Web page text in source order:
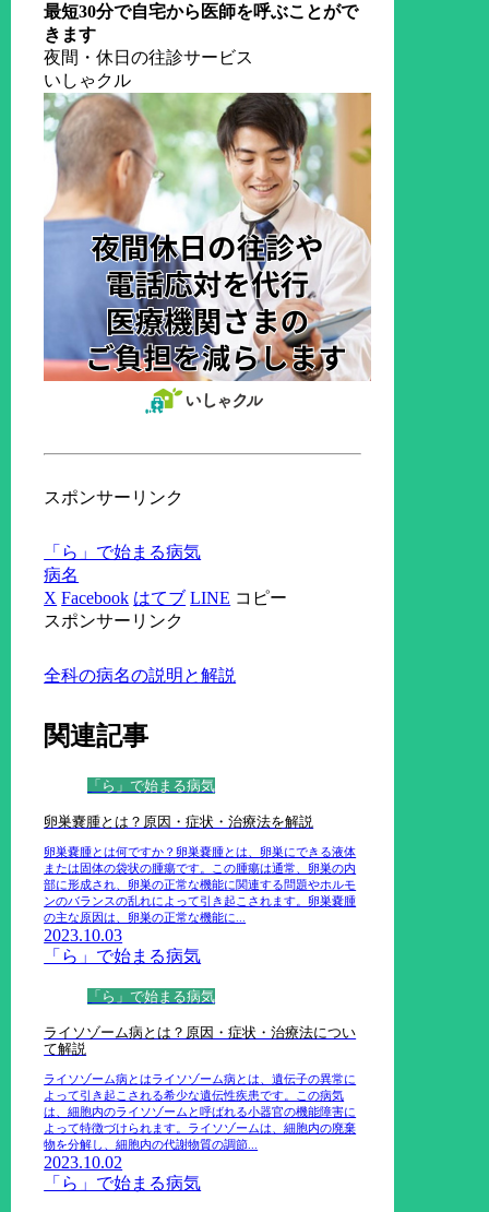
最短30分で自宅から医師を呼ぶことがで
きます
夜間・休日の往診サービス
いしゃクル
スポンサーリンク
「ら」で始まる病気
病名
X Facebook はてブ LINE コピー
スポンサーリンク
全科の病名の説明と解説
関連記事
「ら」で始まる病気
卵巣嚢腫とは？原因・症状・治療法を解説
卵巣嚢腫とは何ですか？卵巣嚢腫とは、卵巣にできる液体
または固体の袋状の腫瘍です。この腫瘍は通常、卵巣の内
部に形成され、卵巣の正常な機能に関連する問題やホルモ
ンのバランスの乱れによって引き起こされます。卵巣嚢腫
の主な原因は、卵巣の正常な機能に...
2023.10.03
「ら」で始まる病気
「ら」で始まる病気
ライソゾーム病とは？原因・症状・治療法につい
て解説
ライソゾーム病とはライソゾーム病とは、遺伝子の異常に
よって引き起こされる希少な遺伝性疾患です。この病気
は、細胞内のライソゾームと呼ばれる小器官の機能障害に
よって特徴づけられます。ライソゾームは、細胞内の廃棄
物を分解し、細胞内の代謝物質の調節...
2023.10.02
「ら」で始まる病気